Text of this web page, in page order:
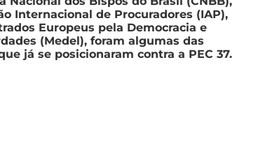
Internacional de Procuradores (IAP),
Europeus pela Democracia e
(Medel), foram algumas das
já se posicionaram contra a PEC 37.